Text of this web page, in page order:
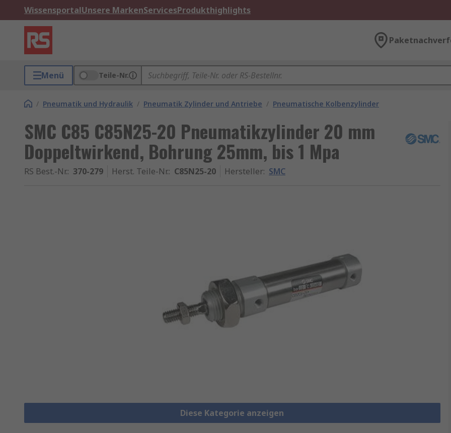
WissensportalUnsere MarkenServicesProdukthighlights
Menü Teile-Nr.
/ Pneumatik und Hydraulik / Pneumatik Zylinder und Antriebe / Pneumatische Kolbenzylinder
SMC C85 C85N25-20 Pneumatikzylinder 20 mm
Doppeltwirkend, Bohrung 25mm, bis 1 Mpa
RS Best.-Nr.: 370-279 Herst. Teile-Nr.: C85N25-20 Hersteller: SMC
Diese Kategorie anzeigen